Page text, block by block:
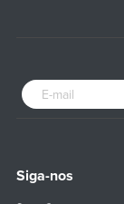
Siga-nos